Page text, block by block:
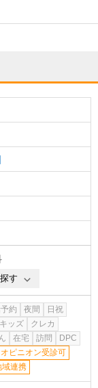
す
約 夜間
日祝
キッズ
クレカ
在宅 訪問
DPC
ピニオン受診可
域連携